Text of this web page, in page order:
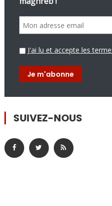
J'ai lu et accepte les
SUIVEZ-NOUS